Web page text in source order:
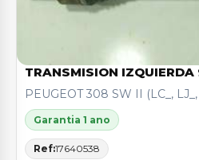
TRANSMISION
PEUGEOT 308 SW II (LC_, LJ_,
Garantia 1 ano
Ref:17640538